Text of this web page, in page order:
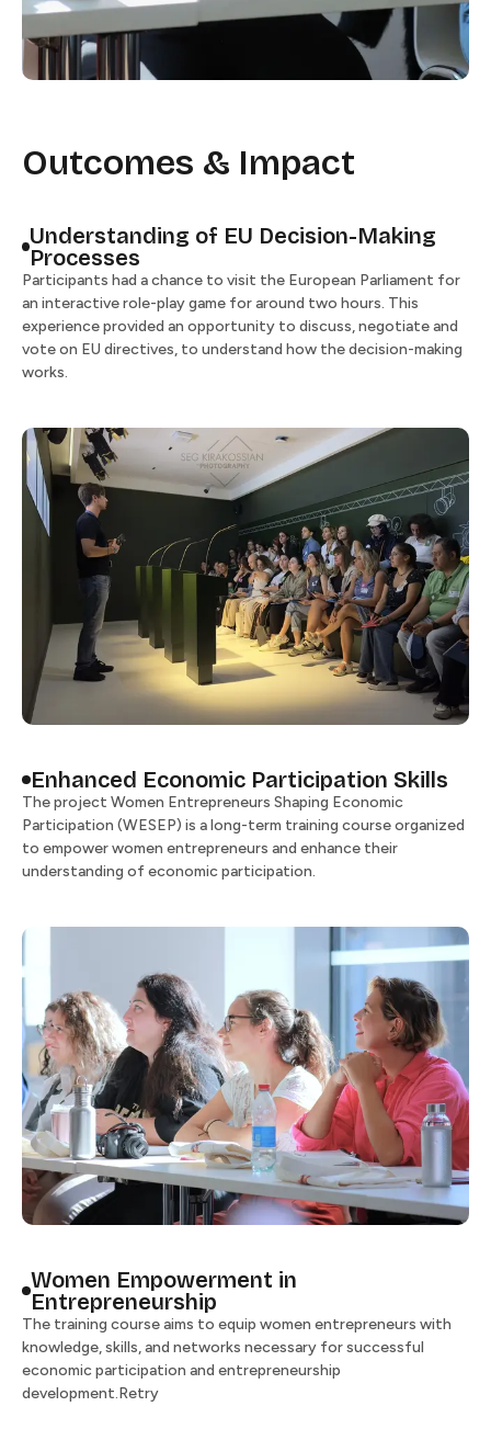
Outcomes & Impact
Understanding of EU Decision-Making
Processes​​​​‌ ‍ ​‍​‍‌‍ ‌ ​‍‌‍‍‌‌‍‌ ‌‍‍‌‌‍ ‍​‍​‍​ ‍‍​‍​‍‌ ​ ‌‍​‌‌‍ ‍‌‍‍‌‌ ‌​‌ ‍‌​‍ ‍‌‍‍‌‌‍ ​‍​‍​‍ ​​‍​‍‌‍‍​‌ ​‍‌‍‌‌‌‍‌‍​‍​‍​ ‍‍​‍​‍​‍ ‌ ​ ‌ ‌​‌ ‌‌‌‍‌​‌‍‍‌‌‍ ​‍ ‌‍‍‌‌‍ ‍‌ ‌​‌‍‌‌‌‍ ‍‌ ‌​​‍ ‌‍‌‌‌‍‌​‌‍‍‌‌ ‌​​‍ ‌‍ ‌‌‍ ‌‍‌​‌‍‌‌​ ‌‌ ​​‌ ​‍‌‍‌‌‌ ​ ‌‍‌‌‌‍ ‍‌ ‌​‌‍​‌‌ ‌​‌‍‍‌‌‍ ‌‍ ‍​ ‍ ‌‍‍‌‌‍‌​​ ‌​ ‌ ‌‍​‍​ ​‍​ ​ ‌‍​‌​ ​ ‌‍​ ​ ‌​​‍ ‌​ ‍​​ ‌​‌‍‌‍‌‍‌‍​‍ ‌​ ‌​​ ​‌​ ‌‌​ ‌​​‍ ‌‌‍​‌​ ​‍‌‍‌‍​ ‌‌​‍ ‌‌‍​‌​ ‍​​ ​ ​ ‌ ‌‍‌​​ ​‌​ ‌‌‌‍​‌​ ‍‌​ ​​‌‍‌‍‌‍‌‍​ ‍ ‌ ‌​‌ ‍‌‌ ​​‌‍‌‌​ ‌‌ ​​‌ ​‍‌‍ ‌‍‍‍‌‍‌‌‌‍​ ‌ ‌​​ ‍ ‌ ​​‌‍​‌‌ ‌​‌‍‍​​ ‌‌‍ ‌ ‌‌‌ ‌​‌‍​ ‌‍ ‌‍ ‌‌‍‌‌‌ ​ ​‍‌‌​ ‌‌‌​​‍‌‌ ‌‍‍ ‌‍‌‌‌ ‍‌​‍‌‌​ ​ ‌​‌​​‍‌‌​ ​ ‌​‌​​‍‌‌​ ​‍​ ​‍​ ‌ ​ ‌‌​ ​‍​ ​ ​ ‍‌​ ‌ ​ ‌‍​ ‌​‌‍‌​​ ‌​​ ​ ‌‍‌‌​‍‌‌​ ​‍​ ​‍​‍‌‌​ ‌‌‌​‌​​‍ ‍‌ ‌​‌‍‍‌‌ ‌​‌‍ ​‌‍‌‌​ ‌‍​‍‌‍​‌‌ ​ ‌‍‌‌‌‌‌‌‌ ​‍‌‍ ​​ ‌​‍‌‌​ ​‍‌​‌‍‌ ​ ‌ ‌​‌ ‌‌‌‍‌​‌‍‍‌‌‍ ​‍‌‍‌‍‍‌‌‍‌​​ ‌​ ‌ ‌‍​‍​ ​‍​ ​ ‌‍​‌​ ​ ‌‍​ ​ ‌​​‍ ‌​ ‍​​ ‌​‌‍‌‍‌‍‌‍​‍ ‌​ ‌​​ ​‌​ ‌‌​ ‌​​‍ ‌‌‍​‌​ ​‍‌‍‌‍​ ‌‌​‍ ‌‌‍​‌​ ‍​​ ​ ​ ‌ ‌‍‌​​ ​‌​ ‌‌‌‍​‌​ ‍‌​ ​​‌‍‌‍‌‍‌‍​‍‌‍‌ ‌​‌ ‍‌‌ ​​‌‍‌‌​ ‌‌ ​​‌ ​‍‌‍ ‌‍‍‍‌‍‌‌‌‍​ ‌ ‌​​‍‌‍‌ ​​‌‍​‌‌ ‌​‌‍‍​​ ‌‌‍ ‌ ‌‌‌ ‌​‌‍​ ‌‍ ‌‍ ‌‌‍‌‌‌ ​ ​‍‌‌​ ‌‌‌​​‍‌‌ ‌‍‍ ‌‍‌‌‌ ‍‌​‍‌‌​ ​ ‌​‌​​‍‌‌​ ​ ‌​‌​​‍‌‌​ ​‍​ ​‍​ ‌ ​ ‌‌​ ​‍​ ​ ​ ‍‌​ ‌ ​ ‌‍​ ‌​‌‍‌​​ ‌​​ ​ ‌‍‌‌​‍‌‌​ ​‍​ ​‍​‍‌‌​ ‌‌‌​‌​​‍ ‍‌ ‌​‌‍‍‌‌ ‌​‌‍ ​‌‍‌‌​‍‌‍‌ ​​‌‍‌‌‌ ​‍‌ ​ ‌ ​​‌‍‌‌‌‍​ ‌ ‌​‌‍‍‌‌ ‌‍‌‍‌‌​ ‌‌ ​​‌ ‌‌‌‍​‍‌‍ ​‌‍‍‌‌ ​ ‌‍‍​‌‍‌‌‌‍‌​​‍​‍‌ ‌
Participants had a chance to visit the European Parliament for
an interactive role-play game for around two hours. This
experience provided an opportunity to discuss, negotiate and
vote on EU directives, to understand how the decision-making
works.​​​​‌ ‍ ​‍​‍‌‍ ‌ ​‍‌‍‍‌‌‍‌ ‌‍‍‌‌‍ ‍​‍​‍​ ‍‍​‍​‍‌ ​ ‌‍​‌‌‍ ‍‌‍‍‌‌ ‌​‌ ‍‌​‍ ‍‌‍‍‌‌‍ ​‍​‍​‍ ​​‍​‍‌‍‍​‌ ​‍‌‍‌‌‌‍‌‍​‍​‍​ ‍‍​‍​‍​‍ ‌ ​ ‌ ‌​‌ ‌‌‌‍‌​‌‍‍‌‌‍ ​‍ ‌‍‍‌‌‍ ‍‌ ‌​‌‍‌‌‌‍ ‍‌ ‌​​‍ ‌‍‌‌‌‍‌​‌‍‍‌‌ ‌​​‍ ‌‍ ‌‌‍ ‌‍‌​‌‍‌‌​ ‌‌ ​​‌ ​‍‌‍‌‌‌ ​ ‌‍‌‌‌‍ ‍‌ ‌​‌‍​‌‌ ‌​‌‍‍‌‌‍ ‌‍ ‍​ ‍ ‌‍‍‌‌‍‌​​ ‌​ ‌ ‌‍​‍​ ​‍​ ​ ‌‍​‌​ ​ ‌‍​ ​ ‌​​‍ ‌​ ‍​​ ‌​‌‍‌‍‌‍‌‍​‍ ‌​ ‌​​ ​‌​ ‌‌​ ‌​​‍ ‌‌‍​‌​ ​‍‌‍‌‍​ ‌‌​‍ ‌‌‍​‌​ ‍​​ ​ ​ ‌ ‌‍‌​​ ​‌​ ‌‌‌‍​‌​ ‍‌​ ​​‌‍‌‍‌‍‌‍​ ‍ ‌ ‌​‌ ‍‌‌ ​​‌‍‌‌​ ‌‌ ​​‌ ​‍‌‍ ‌‍‍‍‌‍‌‌‌‍​ ‌ ‌​​ ‍ ‌ ​​‌‍​‌‌ ‌​‌‍‍​​ ‌‌‍ ‌ ‌‌‌ ‌​‌‍​ ‌‍ ‌‍ ‌‌‍‌‌‌ ​ ​‍‌‌​ ‌‌‌​​‍‌‌ ‌‍‍ ‌‍‌‌‌ ‍‌​‍‌‌​ ​ ‌​‌​​‍‌‌​ ​ ‌​‌​​‍‌‌​ ​‍​ ​‍​ ‌ ​ ‌‌​ ​‍​ ​ ​ ‍‌​ ‌ ​ ‌‍​ ‌​‌‍‌​​ ‌​​ ​ ‌‍‌‌​‍‌‌​ ​‍​ ​‍​‍‌‌​ ‌‌‌​‌​​‍ ‍‌‍‌​‌‍‌‌‌ ​ ‌‍​ ‌ ​‍‌‍‍‌‌ ​​‌ ‌​‌‍‍‌‌‍ ‌‍ ‍​ ‌‍​‍‌‍​‌‌ ​ ‌‍‌‌‌‌‌‌‌ ​‍‌‍ ​​ ‌​‍‌‌​ ​‍‌​‌‍‌ ​ ‌ ‌​‌ ‌‌‌‍‌​‌‍‍‌‌‍ ​‍‌‍‌‍‍‌‌‍‌​​ ‌​ ‌ ‌‍​‍​ ​‍​ ​ ‌‍​‌​ ​ ‌‍​ ​ ‌​​‍ ‌​ ‍​​ ‌​‌‍‌‍‌‍‌‍​‍ ‌​ ‌​​ ​‌​ ‌‌​ ‌​​‍ ‌‌‍​‌​ ​‍‌‍‌‍​ ‌‌​‍ ‌‌‍​‌​ ‍​​ ​ ​ ‌ ‌‍‌​​ ​‌​ ‌‌‌‍​‌​ ‍‌​ ​​‌‍‌‍‌‍‌‍​‍‌‍‌ ‌​‌ ‍‌‌ ​​‌‍‌‌​ ‌‌ ​​‌ ​‍‌‍ ‌‍‍‍‌‍‌‌‌‍​ ‌ ‌​​‍‌‍‌ ​​‌‍​‌‌ ‌​‌‍‍​​ ‌‌‍ ‌ ‌‌‌ ‌​‌‍​ ‌‍ ‌‍ ‌‌‍‌‌‌ ​ ​‍‌‌​ ‌‌‌​​‍‌‌ ‌‍‍ ‌‍‌‌‌ ‍‌​‍‌‌​ ​ ‌​‌​​‍‌‌​ ​ ‌​‌​​‍‌‌​ ​‍​ ​‍​ ‌ ​ ‌‌​ ​‍​ ​ ​ ‍‌​ ‌ ​ ‌‍​ ‌​‌‍‌​​ ‌​​ ​ ‌‍‌‌​‍‌‌​ ​‍​ ​‍​‍‌‌​ ‌‌‌​‌​​‍ ‍‌‍‌​‌‍‌‌‌ ​ ‌‍​ ‌ ​‍‌‍‍‌‌ ​​‌ ‌​‌‍‍‌‌‍ ‌‍ ‍​‍‌‍‌ ​​‌‍‌‌‌ ​‍‌ ​ ‌ ​​‌‍‌‌‌‍​ ‌ ‌​‌‍‍‌‌ ‌‍‌‍‌‌​ ‌‌ ​​‌ ‌‌‌‍​‍‌‍ ​‌‍‍‌‌ ​ ‌‍‍​‌‍‌‌‌‍‌​​‍​‍‌ ‌
Enhanced Economic Participation Skills​​​​‌ ‍ ​‍​‍‌‍ ‌ ​‍‌‍‍‌‌‍‌ ‌‍‍‌‌‍ ‍​‍​‍​ ‍‍​‍​‍‌ ​ ‌‍​‌‌‍ ‍‌‍‍‌‌ ‌​‌ ‍‌​‍ ‍‌‍‍‌‌‍ ​‍​‍​‍ ​​‍​‍‌‍‍​‌ ​‍‌‍‌‌‌‍‌‍​‍​‍​ ‍‍​‍​‍​‍ ‌ ​ ‌ ‌​‌ ‌‌‌‍‌​‌‍‍‌‌‍ ​‍ ‌‍‍‌‌‍ ‍‌ ‌​‌‍‌‌‌‍ ‍‌ ‌​​‍ ‌‍‌‌‌‍‌​‌‍‍‌‌ ‌​​‍ ‌‍ ‌‌‍ ‌‍‌​‌‍‌‌​ ‌‌ ​​‌ ​‍‌‍‌‌‌ ​ ‌‍‌‌‌‍ ‍‌ ‌​‌‍​‌‌ ‌​‌‍‍‌‌‍ ‌‍ ‍​ ‍ ‌‍‍‌‌‍‌​​ ‌​ ‌ ‌‍​‍​ ​‍​ ​ ‌‍​‌​ ​ ‌‍​ ​ ‌​​‍ ‌​ ‍​​ ‌​‌‍‌‍‌‍‌‍​‍ ‌​ ‌​​ ​‌​ ‌‌​ ‌​​‍ ‌‌‍​‌​ ​‍‌‍‌‍​ ‌‌​‍ ‌‌‍​‌​ ‍​​ ​ ​ ‌ ‌‍‌​​ ​‌​ ‌‌‌‍​‌​ ‍‌​ ​​‌‍‌‍‌‍‌‍​ ‍ ‌ ‌​‌ ‍‌‌ ​​‌‍‌‌​ ‌‌ ​​‌ ​‍‌‍ ‌‍‍‍‌‍‌‌‌‍​ ‌ ‌​​ ‍ ‌ ​​‌‍​‌‌ ‌​‌‍‍​​ ‌‌‍ ‌ ‌‌‌ ‌​‌‍​ ‌‍ ‌‍ ‌‌‍‌‌‌ ​ ​‍‌‌​ ‌‌‌​​‍‌‌ ‌‍‍ ‌‍‌‌‌ ‍‌​‍‌‌​ ​ ‌​‌​​‍‌‌​ ​ ‌​‌​​‍‌‌​ ​‍​ ​‍‌‍‌‌​ ‌​‌‍​‍​ ​‌‌‍‌‍​ ‍​​ ​‌​ ‌‍​ ‌‍​ ‍​‌‍‌‌​ ​ ​‍‌‌​ ​‍​ ​‍​‍‌‌​ ‌‌‌​‌​​‍ ‍‌ ‌​‌‍‍‌‌ ‌​‌‍ ​‌‍‌‌​ ‌‍​‍‌‍​‌‌ ​ ‌‍‌‌‌‌‌‌‌ ​‍‌‍ ​​ ‌​‍‌‌​ ​‍‌​‌‍‌ ​ ‌ ‌​‌ ‌‌‌‍‌​‌‍‍‌‌‍ ​‍‌‍‌‍‍‌‌‍‌​​ ‌​ ‌ ‌‍​‍​ ​‍​ ​ ‌‍​‌​ ​ ‌‍​ ​ ‌​​‍ ‌​ ‍​​ ‌​‌‍‌‍‌‍‌‍​‍ ‌​ ‌​​ ​‌​ ‌‌​ ‌​​‍ ‌‌‍​‌​ ​‍‌‍‌‍​ ‌‌​‍ ‌‌‍​‌​ ‍​​ ​ ​ ‌ ‌‍‌​​ ​‌​ ‌‌‌‍​‌​ ‍‌​ ​​‌‍‌‍‌‍‌‍​‍‌‍‌ ‌​‌ ‍‌‌ ​​‌‍‌‌​ ‌‌ ​​‌ ​‍‌‍ ‌‍‍‍‌‍‌‌‌‍​ ‌ ‌​​‍‌‍‌ ​​‌‍​‌‌ ‌​‌‍‍​​ ‌‌‍ ‌ ‌‌‌ ‌​‌‍​ ‌‍ ‌‍ ‌‌‍‌‌‌ ​ ​‍‌‌​ ‌‌‌​​‍‌‌ ‌‍‍ ‌‍‌‌‌ ‍‌​‍‌‌​ ​ ‌​‌​​‍‌‌​ ​ ‌​‌​​‍‌‌​ ​‍​ ​‍‌‍‌‌​ ‌​‌‍​‍​ ​‌‌‍‌‍​ ‍​​ ​‌​ ‌‍​ ‌‍​ ‍​‌‍‌‌​ ​ ​‍‌‌​ ​‍​ ​‍​‍‌‌​ ‌‌‌​‌​​‍ ‍‌ ‌​‌‍‍‌‌ ‌​‌‍ ​‌‍‌‌​‍‌‍‌ ​​‌‍‌‌‌ ​‍‌ ​ ‌ ​​‌‍‌‌‌‍​ ‌ ‌​‌‍‍‌‌ ‌‍‌‍‌‌​ ‌‌ ​​‌ ‌‌‌‍​‍‌‍ ​‌‍‍‌‌ ​ ‌‍‍​‌‍‌‌‌‍‌​​‍​‍‌ ‌
The project Women Entrepreneurs Shaping Economic
Participation (WESEP) is a long-term training course organized
to empower women entrepreneurs and enhance their
understanding of economic participation. ​​​​‌ ‍ ​‍​‍‌‍ ‌ ​‍‌‍‍‌‌‍‌ ‌‍‍‌‌‍ ‍​‍​‍​ ‍‍​‍​‍‌ ​ ‌‍​‌‌‍ ‍‌‍‍‌‌ ‌​‌ ‍‌​‍ ‍‌‍‍‌‌‍ ​‍​‍​‍ ​​‍​‍‌‍‍​‌ ​‍‌‍‌‌‌‍‌‍​‍​‍​ ‍‍​‍​‍​‍ ‌ ​ ‌ ‌​‌ ‌‌‌‍‌​‌‍‍‌‌‍ ​‍ ‌‍‍‌‌‍ ‍‌ ‌​‌‍‌‌‌‍ ‍‌ ‌​​‍ ‌‍‌‌‌‍‌​‌‍‍‌‌ ‌​​‍ ‌‍ ‌‌‍ ‌‍‌​‌‍‌‌​ ‌‌ ​​‌ ​‍‌‍‌‌‌ ​ ‌‍‌‌‌‍ ‍‌ ‌​‌‍​‌‌ ‌​‌‍‍‌‌‍ ‌‍ ‍​ ‍ ‌‍‍‌‌‍‌​​ ‌​ ‌ ‌‍​‍​ ​‍​ ​ ‌‍​‌​ ​ ‌‍​ ​ ‌​​‍ ‌​ ‍​​ ‌​‌‍‌‍‌‍‌‍​‍ ‌​ ‌​​ ​‌​ ‌‌​ ‌​​‍ ‌‌‍​‌​ ​‍‌‍‌‍​ ‌‌​‍ ‌‌‍​‌​ ‍​​ ​ ​ ‌ ‌‍‌​​ ​‌​ ‌‌‌‍​‌​ ‍‌​ ​​‌‍‌‍‌‍‌‍​ ‍ ‌ ‌​‌ ‍‌‌ ​​‌‍‌‌​ ‌‌ ​​‌ ​‍‌‍ ‌‍‍‍‌‍‌‌‌‍​ ‌ ‌​​ ‍ ‌ ​​‌‍​‌‌ ‌​‌‍‍​​ ‌‌‍ ‌ ‌‌‌ ‌​‌‍​ ‌‍ ‌‍ ‌‌‍‌‌‌ ​ ​‍‌‌​ ‌‌‌​​‍‌‌ ‌‍‍ ‌‍‌‌‌ ‍‌​‍‌‌​ ​ ‌​‌​​‍‌‌​ ​ ‌​‌​​‍‌‌​ ​‍​ ​‍‌‍‌‌​ ‌​‌‍​‍​ ​‌‌‍‌‍​ ‍​​ ​‌​ ‌‍​ ‌‍​ ‍​‌‍‌‌​ ​ ​‍‌‌​ ​‍​ ​‍​‍‌‌​ ‌‌‌​‌​​‍ ‍‌‍‌​‌‍‌‌‌ ​ ‌‍​ ‌ ​‍‌‍‍‌‌ ​​‌ ‌​‌‍‍‌‌‍ ‌‍ ‍​ ‌‍​‍‌‍​‌‌ ​ ‌‍‌‌‌‌‌‌‌ ​‍‌‍ ​​ ‌​‍‌‌​ ​‍‌​‌‍‌ ​ ‌ ‌​‌ ‌‌‌‍‌​‌‍‍‌‌‍ ​‍‌‍‌‍‍‌‌‍‌​​ ‌​ ‌ ‌‍​‍​ ​‍​ ​ ‌‍​‌​ ​ ‌‍​ ​ ‌​​‍ ‌​ ‍​​ ‌​‌‍‌‍‌‍‌‍​‍ ‌​ ‌​​ ​‌​ ‌‌​ ‌​​‍ ‌‌‍​‌​ ​‍‌‍‌‍​ ‌‌​‍ ‌‌‍​‌​ ‍​​ ​ ​ ‌ ‌‍‌​​ ​‌​ ‌‌‌‍​‌​ ‍‌​ ​​‌‍‌‍‌‍‌‍​‍‌‍‌ ‌​‌ ‍‌‌ ​​‌‍‌‌​ ‌‌ ​​‌ ​‍‌‍ ‌‍‍‍‌‍‌‌‌‍​ ‌ ‌​​‍‌‍‌ ​​‌‍​‌‌ ‌​‌‍‍​​ ‌‌‍ ‌ ‌‌‌ ‌​‌‍​ ‌‍ ‌‍ ‌‌‍‌‌‌ ​ ​‍‌‌​ ‌‌‌​​‍‌‌ ‌‍‍ ‌‍‌‌‌ ‍‌​‍‌‌​ ​ ‌​‌​​‍‌‌​ ​ ‌​‌​​‍‌‌​ ​‍​ ​‍‌‍‌‌​ ‌​‌‍​‍​ ​‌‌‍‌‍​ ‍​​ ​‌​ ‌‍​ ‌‍​ ‍​‌‍‌‌​ ​ ​‍‌‌​ ​‍​ ​‍​‍‌‌​ ‌‌‌​‌​​‍ ‍‌‍‌​‌‍‌‌‌ ​ ‌‍​ ‌ ​‍‌‍‍‌‌ ​​‌ ‌​‌‍‍‌‌‍ ‌‍ ‍​‍‌‍‌ ​​‌‍‌‌‌ ​‍‌ ​ ‌ ​​‌‍‌‌‌‍​ ‌ ‌​‌‍‍‌‌ ‌‍‌‍‌‌​ ‌‌ ​​‌ ‌‌‌‍​‍‌‍ ​‌‍‍‌‌ ​ ‌‍‍​‌‍‌‌‌‍‌​​‍​‍‌ ‌
Women Empowerment in
Entrepreneurship​​​​‌ ‍ ​‍​‍‌‍ ‌ ​‍‌‍‍‌‌‍‌ ‌‍‍‌‌‍ ‍​‍​‍​ ‍‍​‍​‍‌ ​ ‌‍​‌‌‍ ‍‌‍‍‌‌ ‌​‌ ‍‌​‍ ‍‌‍‍‌‌‍ ​‍​‍​‍ ​​‍​‍‌‍‍​‌ ​‍‌‍‌‌‌‍‌‍​‍​‍​ ‍‍​‍​‍​‍ ‌ ​ ‌ ‌​‌ ‌‌‌‍‌​‌‍‍‌‌‍ ​‍ ‌‍‍‌‌‍ ‍‌ ‌​‌‍‌‌‌‍ ‍‌ ‌​​‍ ‌‍‌‌‌‍‌​‌‍‍‌‌ ‌​​‍ ‌‍ ‌‌‍ ‌‍‌​‌‍‌‌​ ‌‌ ​​‌ ​‍‌‍‌‌‌ ​ ‌‍‌‌‌‍ ‍‌ ‌​‌‍​‌‌ ‌​‌‍‍‌‌‍ ‌‍ ‍​ ‍ ‌‍‍‌‌‍‌​​ ‌​ ‌ ‌‍​‍​ ​‍​ ​ ‌‍​‌​ ​ ‌‍​ ​ ‌​​‍ ‌​ ‍​​ ‌​‌‍‌‍‌‍‌‍​‍ ‌​ ‌​​ ​‌​ ‌‌​ ‌​​‍ ‌‌‍​‌​ ​‍‌‍‌‍​ ‌‌​‍ ‌‌‍​‌​ ‍​​ ​ ​ ‌ ‌‍‌​​ ​‌​ ‌‌‌‍​‌​ ‍‌​ ​​‌‍‌‍‌‍‌‍​ ‍ ‌ ‌​‌ ‍‌‌ ​​‌‍‌‌​ ‌‌ ​​‌ ​‍‌‍ ‌‍‍‍‌‍‌‌‌‍​ ‌ ‌​​ ‍ ‌ ​​‌‍​‌‌ ‌​‌‍‍​​ ‌‌‍ ‌ ‌‌‌ ‌​‌‍​ ‌‍ ‌‍ ‌‌‍‌‌‌ ​ ​‍‌‌​ ‌‌‌​​‍‌‌ ‌‍‍ ‌‍‌‌‌ ‍‌​‍‌‌​ ​ ‌​‌​​‍‌‌​ ​ ‌​‌​​‍‌‌​ ​‍​ ​‍​ ​​‌‍​ ‌‍​ ​ ‌ ​ ​​​ ‍‌​ ‌‌‌‍‌‌​ ‌ ‌‍​‍‌‍​‌​ ‌‌​‍‌‌​ ​‍​ ​‍​‍‌‌​ ‌‌‌​‌​​‍ ‍‌ ‌​‌‍‍‌‌ ‌​‌‍ ​‌‍‌‌​ ‌‍​‍‌‍​‌‌ ​ ‌‍‌‌‌‌‌‌‌ ​‍‌‍ ​​ ‌​‍‌‌​ ​‍‌​‌‍‌ ​ ‌ ‌​‌ ‌‌‌‍‌​‌‍‍‌‌‍ ​‍‌‍‌‍‍‌‌‍‌​​ ‌​ ‌ ‌‍​‍​ ​‍​ ​ ‌‍​‌​ ​ ‌‍​ ​ ‌​​‍ ‌​ ‍​​ ‌​‌‍‌‍‌‍‌‍​‍ ‌​ ‌​​ ​‌​ ‌‌​ ‌​​‍ ‌‌‍​‌​ ​‍‌‍‌‍​ ‌‌​‍ ‌‌‍​‌​ ‍​​ ​ ​ ‌ ‌‍‌​​ ​‌​ ‌‌‌‍​‌​ ‍‌​ ​​‌‍‌‍‌‍‌‍​‍‌‍‌ ‌​‌ ‍‌‌ ​​‌‍‌‌​ ‌‌ ​​‌ ​‍‌‍ ‌‍‍‍‌‍‌‌‌‍​ ‌ ‌​​‍‌‍‌ ​​‌‍​‌‌ ‌​‌‍‍​​ ‌‌‍ ‌ ‌‌‌ ‌​‌‍​ ‌‍ ‌‍ ‌‌‍‌‌‌ ​ ​‍‌‌​ ‌‌‌​​‍‌‌ ‌‍‍ ‌‍‌‌‌ ‍‌​‍‌‌​ ​ ‌​‌​​‍‌‌​ ​ ‌​‌​​‍‌‌​ ​‍​ ​‍​ ​​‌‍​ ‌‍​ ​ ‌ ​ ​​​ ‍‌​ ‌‌‌‍‌‌​ ‌ ‌‍​‍‌‍​‌​ ‌‌​‍‌‌​ ​‍​ ​‍​‍‌‌​ ‌‌‌​‌​​‍ ‍‌ ‌​‌‍‍‌‌ ‌​‌‍ ​‌‍‌‌​‍‌‍‌ ​​‌‍‌‌‌ ​‍‌ ​ ‌ ​​‌‍‌‌‌‍​ ‌ ‌​‌‍‍‌‌ ‌‍‌‍‌‌​ ‌‌ ​​‌ ‌‌‌‍​‍‌‍ ​‌‍‍‌‌ ​ ‌‍‍​‌‍‌‌‌‍‌​​‍​‍‌ ‌
The training course aims to equip women entrepreneurs with
knowledge, skills, and networks necessary for successful
economic participation and entrepreneurship
development.Retry​​​​‌ ‍ ​‍​‍‌‍ ‌ ​‍‌‍‍‌‌‍‌ ‌‍‍‌‌‍ ‍​‍​‍​ ‍‍​‍​‍‌ ​ ‌‍​‌‌‍ ‍‌‍‍‌‌ ‌​‌ ‍‌​‍ ‍‌‍‍‌‌‍ ​‍​‍​‍ ​​‍​‍‌‍‍​‌ ​‍‌‍‌‌‌‍‌‍​‍​‍​ ‍‍​‍​‍​‍ ‌ ​ ‌ ‌​‌ ‌‌‌‍‌​‌‍‍‌‌‍ ​‍ ‌‍‍‌‌‍ ‍‌ ‌​‌‍‌‌‌‍ ‍‌ ‌​​‍ ‌‍‌‌‌‍‌​‌‍‍‌‌ ‌​​‍ ‌‍ ‌‌‍ ‌‍‌​‌‍‌‌​ ‌‌ ​​‌ ​‍‌‍‌‌‌ ​ ‌‍‌‌‌‍ ‍‌ ‌​‌‍​‌‌ ‌​‌‍‍‌‌‍ ‌‍ ‍​ ‍ ‌‍‍‌‌‍‌​​ ‌​ ‌ ‌‍​‍​ ​‍​ ​ ‌‍​‌​ ​ ‌‍​ ​ ‌​​‍ ‌​ ‍​​ ‌​‌‍‌‍‌‍‌‍​‍ ‌​ ‌​​ ​‌​ ‌‌​ ‌​​‍ ‌‌‍​‌​ ​‍‌‍‌‍​ ‌‌​‍ ‌‌‍​‌​ ‍​​ ​ ​ ‌ ‌‍‌​​ ​‌​ ‌‌‌‍​‌​ ‍‌​ ​​‌‍‌‍‌‍‌‍​ ‍ ‌ ‌​‌ ‍‌‌ ​​‌‍‌‌​ ‌‌ ​​‌ ​‍‌‍ ‌‍‍‍‌‍‌‌‌‍​ ‌ ‌​​ ‍ ‌ ​​‌‍​‌‌ ‌​‌‍‍​​ ‌‌‍ ‌ ‌‌‌ ‌​‌‍​ ‌‍ ‌‍ ‌‌‍‌‌‌ ​ ​‍‌‌​ ‌‌‌​​‍‌‌ ‌‍‍ ‌‍‌‌‌ ‍‌​‍‌‌​ ​ ‌​‌​​‍‌‌​ ​ ‌​‌​​‍‌‌​ ​‍​ ​‍​ ​​‌‍​ ‌‍​ ​ ‌ ​ ​​​ ‍‌​ ‌‌‌‍‌‌​ ‌ ‌‍​‍‌‍​‌​ ‌‌​‍‌‌​ ​‍​ ​‍​‍‌‌​ ‌‌‌​‌​​‍ ‍‌‍‌​‌‍‌‌‌ ​ ‌‍​ ‌ ​‍‌‍‍‌‌ ​​‌ ‌​‌‍‍‌‌‍ ‌‍ ‍​ ‌‍​‍‌‍​‌‌ ​ ‌‍‌‌‌‌‌‌‌ ​‍‌‍ ​​ ‌​‍‌‌​ ​‍‌​‌‍‌ ​ ‌ ‌​‌ ‌‌‌‍‌​‌‍‍‌‌‍ ​‍‌‍‌‍‍‌‌‍‌​​ ‌​ ‌ ‌‍​‍​ ​‍​ ​ ‌‍​‌​ ​ ‌‍​ ​ ‌​​‍ ‌​ ‍​​ ‌​‌‍‌‍‌‍‌‍​‍ ‌​ ‌​​ ​‌​ ‌‌​ ‌​​‍ ‌‌‍​‌​ ​‍‌‍‌‍​ ‌‌​‍ ‌‌‍​‌​ ‍​​ ​ ​ ‌ ‌‍‌​​ ​‌​ ‌‌‌‍​‌​ ‍‌​ ​​‌‍‌‍‌‍‌‍​‍‌‍‌ ‌​‌ ‍‌‌ ​​‌‍‌‌​ ‌‌ ​​‌ ​‍‌‍ ‌‍‍‍‌‍‌‌‌‍​ ‌ ‌​​‍‌‍‌ ​​‌‍​‌‌ ‌​‌‍‍​​ ‌‌‍ ‌ ‌‌‌ ‌​‌‍​ ‌‍ ‌‍ ‌‌‍‌‌‌ ​ ​‍‌‌​ ‌‌‌​​‍‌‌ ‌‍‍ ‌‍‌‌‌ ‍‌​‍‌‌​ ​ ‌​‌​​‍‌‌​ ​ ‌​‌​​‍‌‌​ ​‍​ ​‍​ ​​‌‍​ ‌‍​ ​ ‌ ​ ​​​ ‍‌​ ‌‌‌‍‌‌​ ‌ ‌‍​‍‌‍​‌​ ‌‌​‍‌‌​ ​‍​ ​‍​‍‌‌​ ‌‌‌​‌​​‍ ‍‌‍‌​‌‍‌‌‌ ​ ‌‍​ ‌ ​‍‌‍‍‌‌ ​​‌ ‌​‌‍‍‌‌‍ ‌‍ ‍​‍‌‍‌ ​​‌‍‌‌‌ ​‍‌ ​ ‌ ​​‌‍‌‌‌‍​ ‌ ‌​‌‍‍‌‌ ‌‍‌‍‌‌​ ‌‌ ​​‌ ‌‌‌‍​‍‌‍ ​‌‍‍‌‌ ​ ‌‍‍​‌‍‌‌‌‍‌​​‍​‍‌ ‌